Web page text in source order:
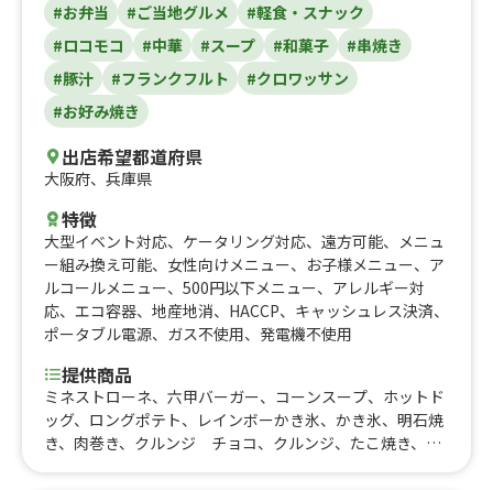
#お弁当
#ご当地グルメ
#軽食・スナック
#ロコモコ
#中華 #スープ #和菓子
#串焼き
#豚汁
#フランクフルト
#クロワッサン
#お好み焼き
出店希望都道府県
大阪府、 兵庫県
特徴
大型イベント対応、 ケータリング対応、 遠方可能、 メニュ
ー組み換え可能、 女性向けメニュー、 お子様メニュー、 ア
ルコールメニュー、 500円以下メニュー、 アレルギー対
応、 エコ容器、 地産地消、 HACCP、 キャッシュレス決済、
ポータブル電源、 ガス不使用、 発電機不使用
提供商品
ミネストローネ、六甲バーガー、コーンスープ、ホットド
ッグ、ロングポテト、レインボーかき氷、かき氷、明石焼
き、肉巻き、クルンジ チョコ、クルンジ、たこ焼き、焼